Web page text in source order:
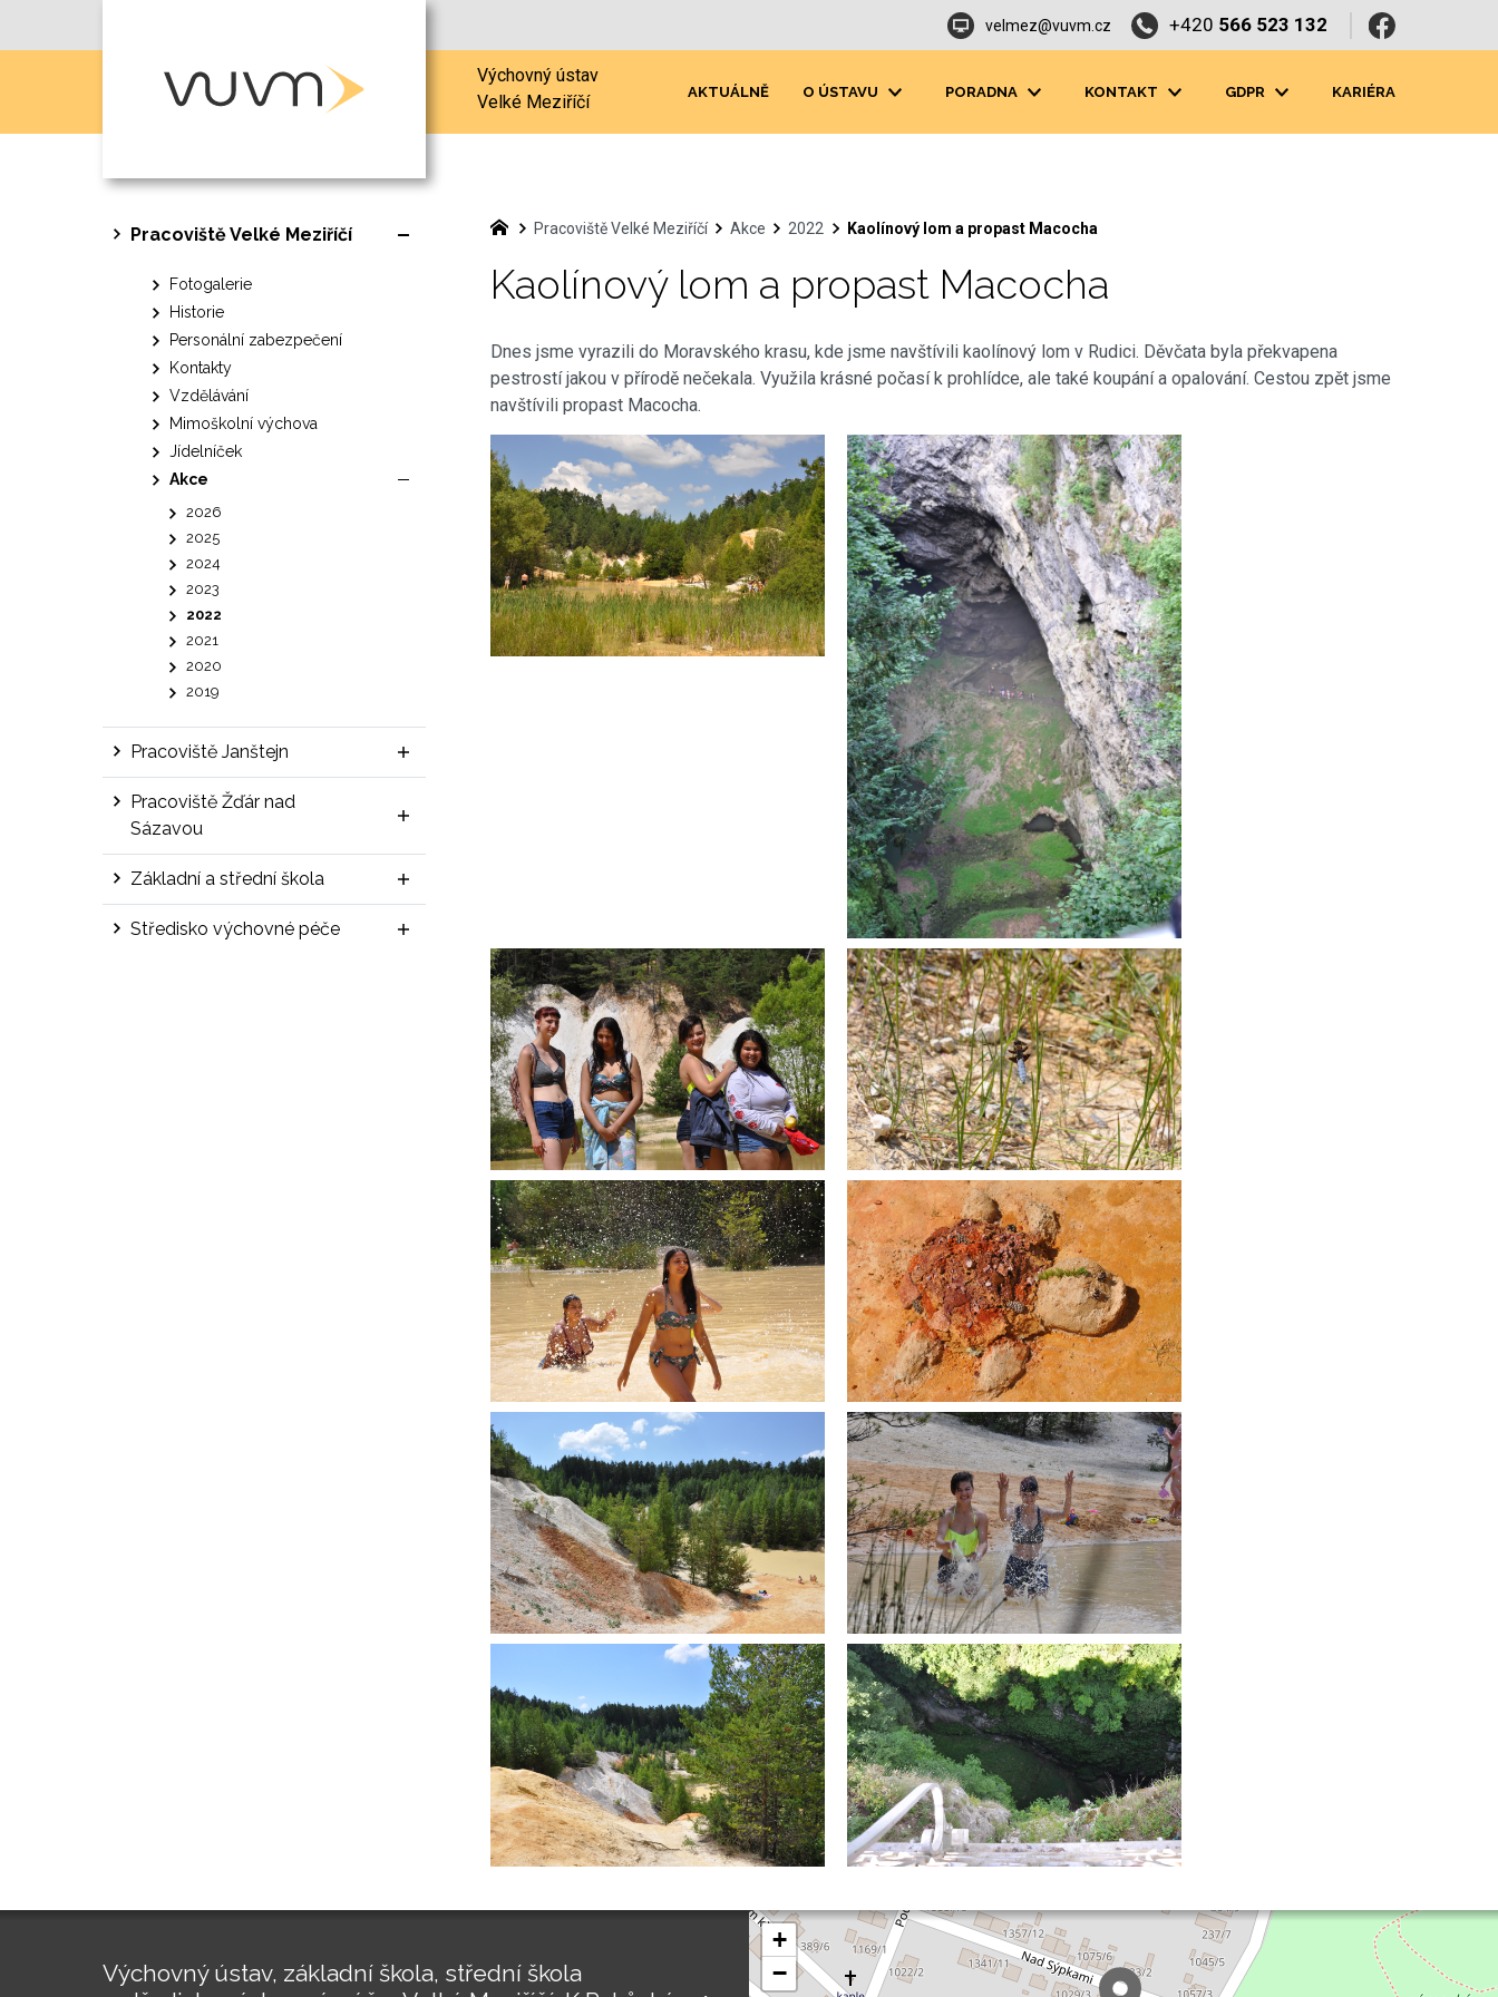
Výchovný ústav
Velké Meziříčí
velmez@vuvm.cz +420 566 523 132
AKTUÁLNĚ O ÚSTAVU PORADNA KONTAKT GDPR KARIÉRA
Pracoviště Velké Meziříčí
Fotogalerie
Historie
Personální zabezpečení
Kontakty
Vzdělávání
Mimoškolní výchova
Jídelníček
Akce
2026
2025
2024
2023
2022
2021
2020
2019
Pracoviště Janštejn
Pracoviště Žďár nad
Sázavou
Základní a střední škola
Středisko výchovné péče
Pracoviště Velké Meziříčí Akce 2022 Kaolínový lom a propast Macocha
Kaolínový lom a propast Macocha
Dnes jsme vyrazili do Moravského krasu, kde jsme navštívili kaolínový lom v Rudici. Děvčata byla překvapena
pestrostí jakou v přírodě nečekala. Využila krásné počasí k prohlídce, ale také koupání a opalování. Cestou zpět jsme
navštívili propast Macocha.
Výchovný ústav, základní škola, střední škola
+
−